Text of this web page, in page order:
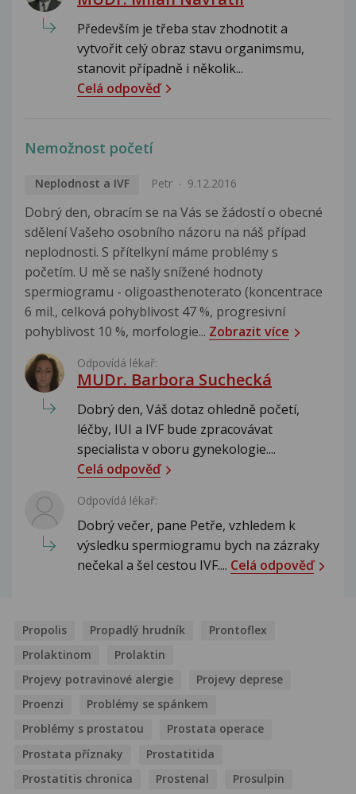
Především je třeba stav zhodnotit a
vytvořit celý obraz stavu organimsmu,
stanovit případně i několik...
Celá odpověď
Nemožnost početí
Neplodnost a IVF Petr 9.12.2016
Dobrý den, obracím se na Vás se žádostí o obecné
sdělení Vašeho osobního názoru na náš případ
neplodnosti. S přítelkyní máme problémy s
početím. U mě se našly snížené hodnoty
spermiogramu - oligoasthenoterato (koncentrace
6 mil., celková pohyblivost 47 %, progresivní
pohyblivost 10 %, morfologie... Zobrazit více
Odpovídá lékař:
MUDr. Barbora Suchecká
Dobrý den, Váš dotaz ohledně početí,
léčby, IUI a IVF bude zpracovávat
specialista v oboru gynekologie....
Celá odpověď
Odpovídá lékař:
Dobrý večer, pane Petře, vzhledem k
výsledku spermiogramu bych na zázraky
nečekal a šel cestou IVF.... Celá odpověď
Propolis Propadlý hrudník
Prontoflex
Prolaktinom
Prolaktin
Projevy potravinové alergie
Projevy deprese
Proenzi
Problémy se spánkem
Problémy s prostatou
Prostata operace
Prostata příznaky
Prostatitida
Prostatitis chronica
Prostenal
Prosulpin